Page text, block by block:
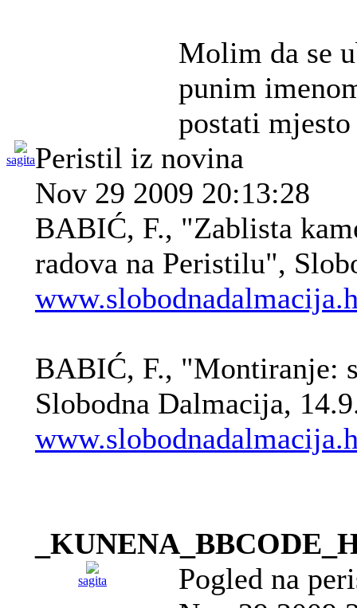
Molim da se
punim
postati
sagitaPeristil iz novina
Nov 29 2009 20:13:28
BABIĆ, F., "Zablista
radova na Peristilu",
BABIĆ, F., "Montiranje:
Slobodna Dalmacija,
sagita
Pogled na